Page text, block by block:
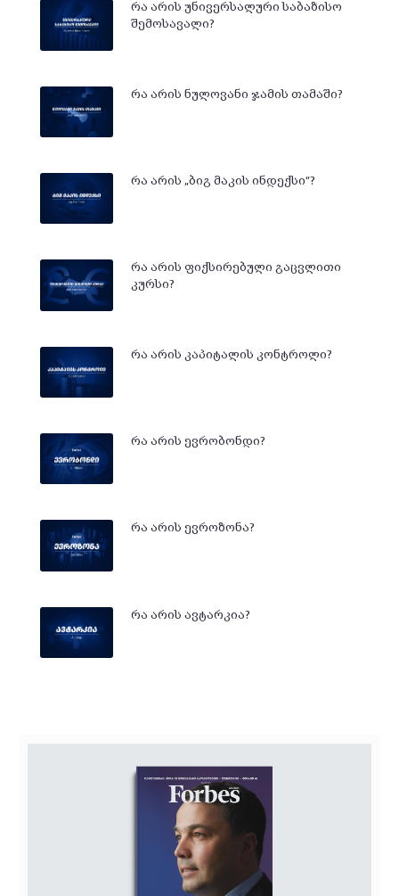
რა არის უნივერსალური საბაზისო
შემოსავალი?
რა არის ნულოვანი ჯამის თამაში?
რა არის „ბიგ მაკის ინდექსი“?
რა არის ფიქსირებული გაცვლითი
კურსი?
რა არის კაპიტალის კონტროლი?
რა არის ევრობონდი?
რა არის ევროზონა?
რა არის ავტარკია?